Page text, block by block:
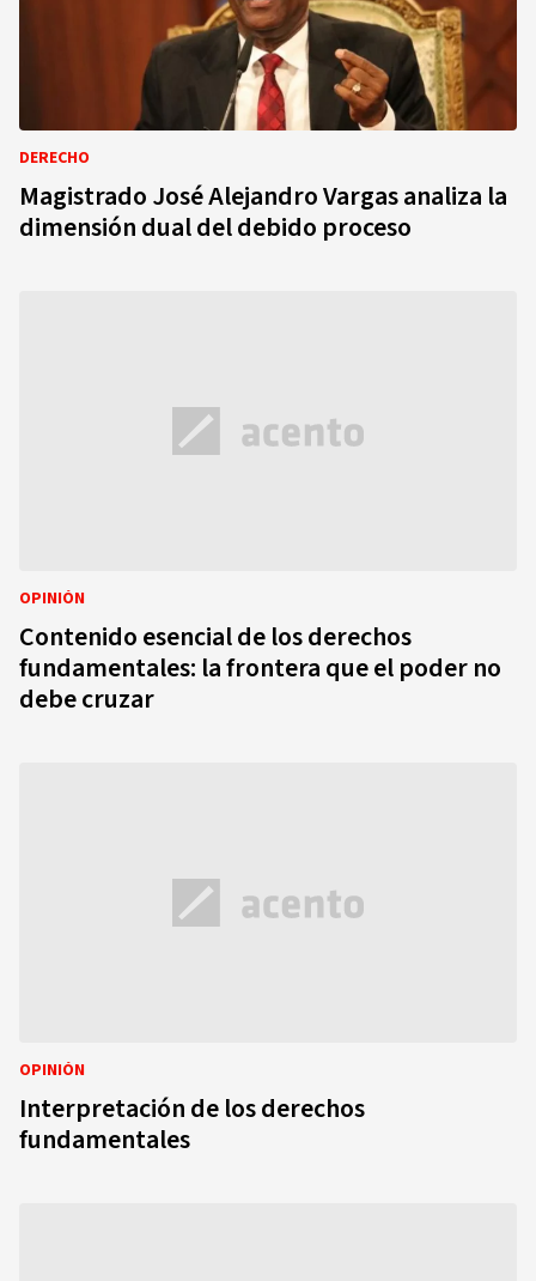
DERECHO
Magistrado José Alejandro Vargas analiza la
dimensión dual del debido proceso
OPINIÓN
Contenido esencial de los derechos
fundamentales: la frontera que el poder no
debe cruzar
OPINIÓN
Interpretación de los derechos
fundamentales